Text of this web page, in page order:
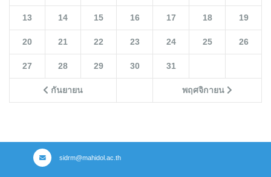
กันยายน พฤศจิกายน
13 14 15 16 17 18 19
20 21 22 23 24 25 26
27 28 29 30 31
sidrm@mahidol.ac.th